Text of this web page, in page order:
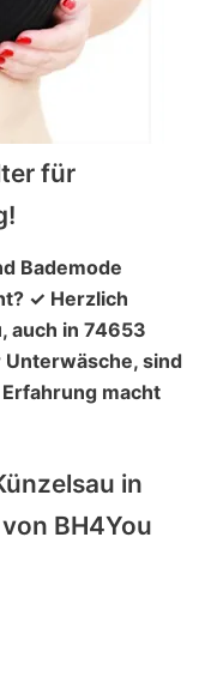
für
Bademode
✓ Herzlich
in 74653
Unterwäsche, sind
macht
in
BH4You